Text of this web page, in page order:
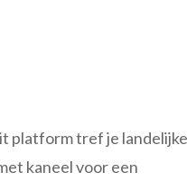
platform tref je landelijke
kaneel voor een